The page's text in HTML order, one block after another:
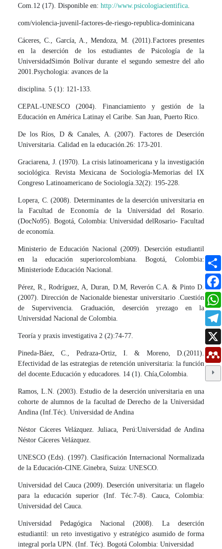
Com.12 (17). Disponible en:http://www.psicologiacientifica.
com/violencia-juvenil-factores-de-riesgo-republica-dominicana
Cáceres, C., García, A., Mendoza, M. (2011).Factores presentes
en la deserción de los estudiantes de Psicología de la
UniversidadSimón Bolívar durante el segundo semestre del año
2001.Psychologia: avances de la
disciplina. 5 (1): 121-133.
CEPAL-UNESCO (2004). Financiamiento y gestión de la
Educación en América Latinay el Caribe. San Juan, Puerto Rico.
De los Ríos, D & Canales, A. (2007). Factores de Deserción
Universitaria. Calidad en la educación.26: 173-201.
Graciarena, J. (1970). La crisis latinoamericana y la investigación
sociológica. Revista Mexicana de Sociología-Memorias del IX
Congreso Latinoamericano de Sociología.32(2): 195-228.
Lopera, C. (2008). Determinantes de la deserción universitaria en
la Facultad de Economía de la Universidad del Rosario.
(DocNo95). Bogotá, Colombia: Universidad delRosario- Facultad
de economía.
Ministerio de Educación Nacional (2009). Deserción estudiantil
en la educación superiorcolombiana. Bogotá, Colombia:
Ministeriode Educación Nacional.
Pérez, R., Rodríguez, A, Duran, D.M, Reverón C.A. & Pinto D.
(2007). Dirección de Nacionalde bienestar universitario .Cuestión
de Supervivencia. Graduación, deserción yrezago en la
Universidad Nacional de Colombia.
Teoría y praxis investigativa 2 (2):74-77.
Pineda-Báez, C., Pedraza-Ortiz, I. & Moreno, D.(2011).
Efectividad de las estrategias de retención universitaria: la función
del docente.Educación y educadores. 14 (1). Chía,Colombia.
Ramos, L.N. (2003). Estudio de la deserción universitaria en una
cohorte de alumnos de la facultad de Derecho de la Universidad
Andina (Inf.Téc). Universidad de Andina
Néstor Cáceres Velázquez. Juliaca, Perú:Universidad de Andina
Néstor Cáceres Velázquez.
UNESCO (Eds). (1997). Clasificación Internacional Normalizada
de la Educación-CINE.Ginebra, Suiza: UNESCO.
Universidad del Cauca (2009). Deserción universitaria: un flagelo
para la educación superior (Inf. Téc.7-8). Cauca, Colombia:
Universidad del Cauca.
Universidad Pedagógica Nacional (2008). La deserción
estudiantil: un reto investigativo y estratégico asumido de forma
integral porla UPN. (Inf. Téc). Bogotá Colombia: Universidad